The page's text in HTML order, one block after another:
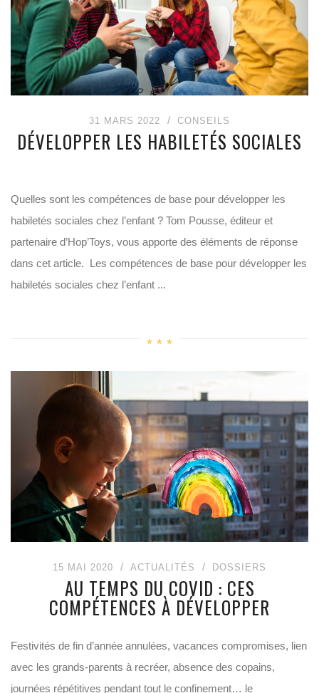
31 MARS 2022 CONSEILS
DÉVELOPPER LES HABILETÉS SOCIALES
Quelles sont les compétences de base pour développer les
habiletés sociales chez l’enfant ? Tom Pousse, éditeur et
partenaire d’Hop’Toys, vous apporte des éléments de réponse
dans cet article. Les compétences de base pour développer les
habiletés sociales chez l’enfant ...
15 MAI 2020 ACTUALITÉS DOSSIERS
AU TEMPS DU COVID : CES
COMPÉTENCES À DÉVELOPPER
Festivités de fin d’année annulées, vacances compromises, lien
avec les grands-parents à recréer, absence des copains,
journées répétitives pendant tout le confinement… le